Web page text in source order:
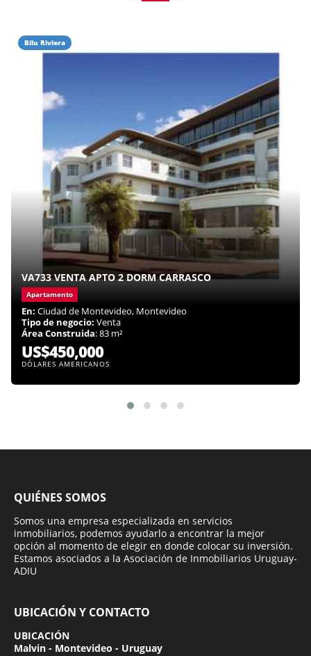
Bilu Riviera
VA733 VENTA APTO 2 DORM CARRASCO
Apartamento
En: Ciudad de Montevideo, Montevideo
Tipo de negocio: Venta
Área Construida: 83 m²
US$450,000
DÓLARES AMERICANOS
QUIÉNES SOMOS
Somos una empresa especializada en servicios
inmobiliarios, podemos ayudarlo a encontrar la mejor
opción al momento de elegir en donde colocar su inversión.
Estamos asociados a la Asociación de Inmobiliarios Uruguay-
ADIU
UBICACIÓN Y CONTACTO
UBICACIÓN
Malvin - Montevideo - Uruguay